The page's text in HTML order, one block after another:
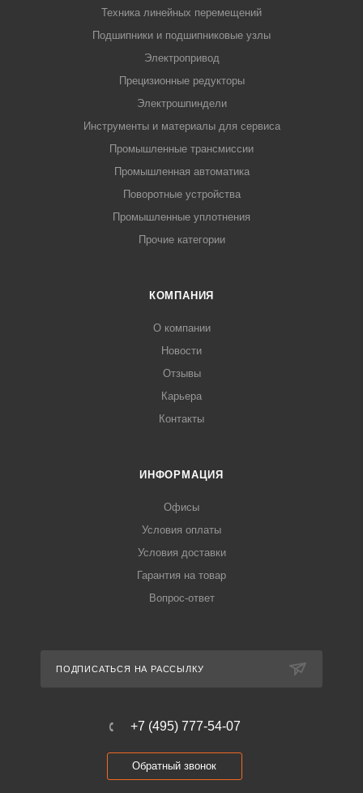
Техника линейных перемещений
Подшипники и подшипниковые узлы
Электропривод
Прецизионные редукторы
Электрошпиндели
Инструменты и материалы для сервиса
Промышленные трансмиссии
Промышленная автоматика
Поворотные устройства
Промышленные уплотнения
Прочие категории
КОМПАНИЯ
О компании
Новости
Отзывы
Карьера
Контакты
ИНФОРМАЦИЯ
Офисы
Условия оплаты
Условия доставки
Гарантия на товар
Вопрос-ответ
ПОДПИСАТЬСЯ НА РАССЫЛКУ
+7 (495) 777-54-07
Обратный звонок